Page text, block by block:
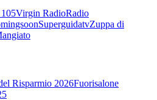
Virgin RadioRadio
SuperguidatvZuppa di
Risparmio 2026Fuorisalone